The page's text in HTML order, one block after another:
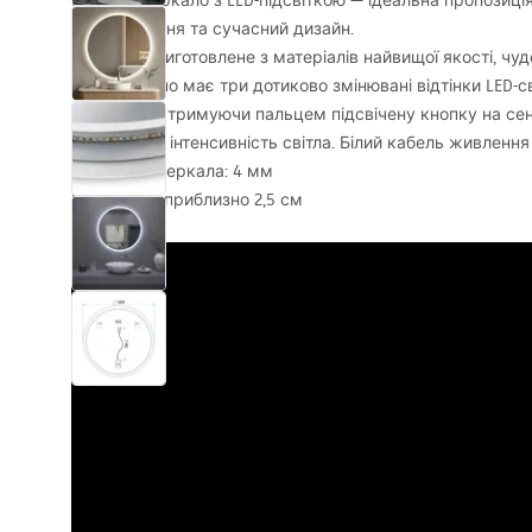
користування та сучасний дизайн.
Дзеркало виготовлене з матеріалів найвищої якості,
міцним. Воно має три дотиково змінювані відтінки LED-
холодний. Утримуючи пальцем підсвічену кнопку на
регулювати інтенсивність світла. Білий кабель
Товщина дзеркала: 4 мм
LED-рамка: приблизно 2,5 см